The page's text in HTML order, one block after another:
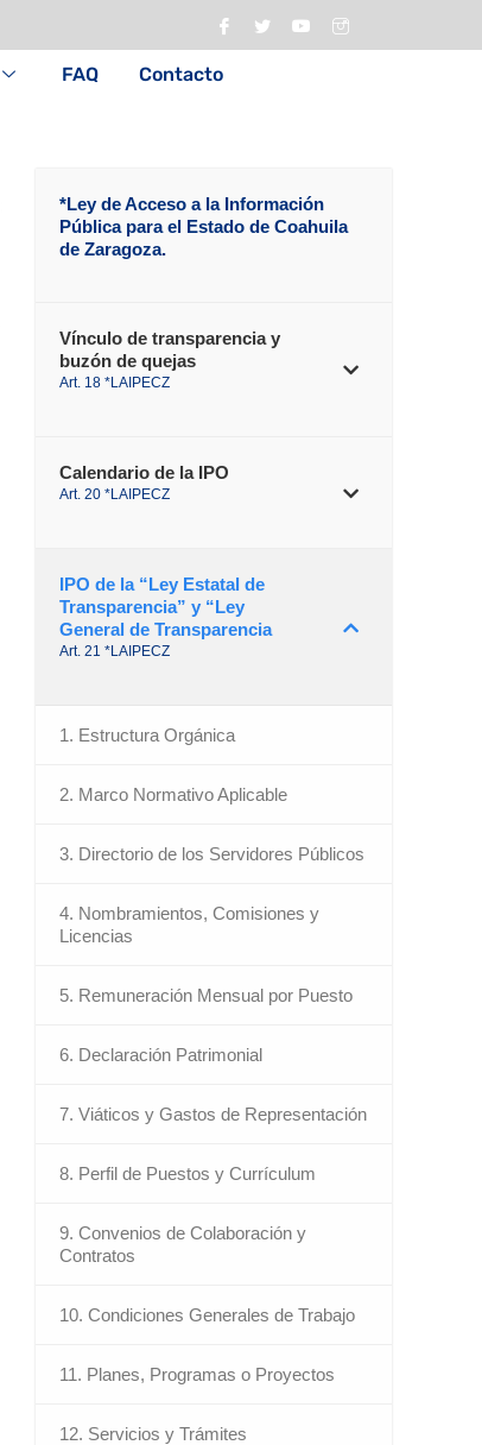
FAQ Contacto
*Ley de Acceso a la Información
Pública para el Estado de Coahuila
de Zaragoza.
Vínculo de transparencia y
buzón de quejas
Art. 18 *LAIPECZ
Calendario de la IPO
Art. 20 *LAIPECZ
IPO de la “Ley Estatal de
Transparencia” y “Ley
General de Transparencia
Art. 21 *LAIPECZ
1. Estructura Orgánica
2. Marco Normativo Aplicable
3. Directorio de los Servidores Públicos
4. Nombramientos, Comisiones y
Licencias
5. Remuneración Mensual por Puesto
6. Declaración Patrimonial
7. Viáticos y Gastos de Representación
8. Perfil de Puestos y Currículum
9. Convenios de Colaboración y
Contratos
10. Condiciones Generales de Trabajo
11. Planes, Programas o Proyectos
12. Servicios y Trámites